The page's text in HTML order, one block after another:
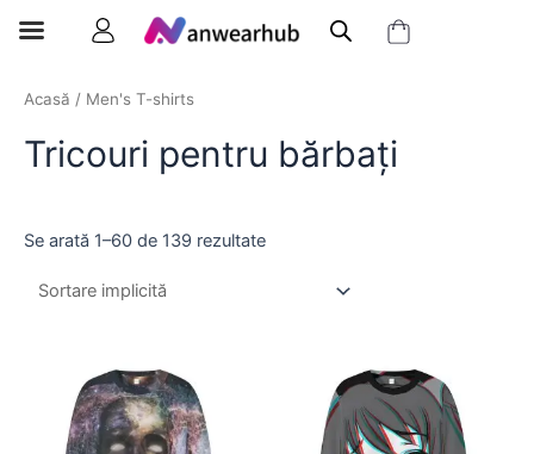
Acasă / Men's T-shirts
Tricouri pentru bărbați
Se arată 1–60 de 139 rezultate